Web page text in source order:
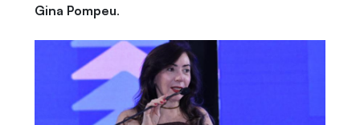
Gina Pompeu.